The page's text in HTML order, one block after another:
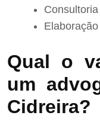
Qual o
um
Cidreira?